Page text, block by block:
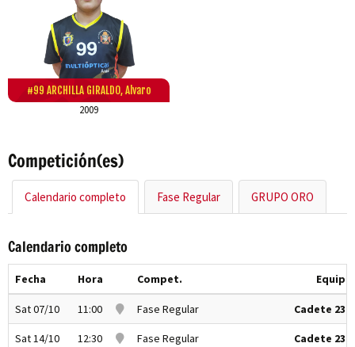
#99 ARCHILLA GIRALDO, Alvaro
2009
Competición(es)
Calendario completo Fase Regular GRUPO ORO
Calendario completo
Fecha Hora Compet.
Sat 07/10 11:00 Fase Regular Cadete 23-
Sat 14/10 12:30 Fase Regular Cadete 23-